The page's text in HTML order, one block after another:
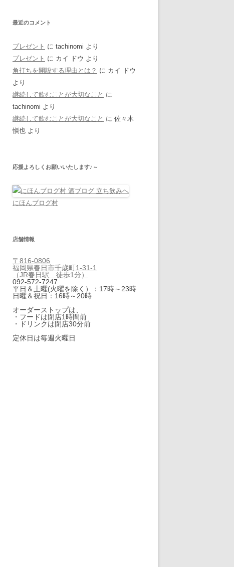
最近のコメント
プレゼント に tachinomi より
プレゼント に カイ ドウ より
角打ちを開設する理由とは？ に カイ ドウ
より
継続して飲むことが大切なこと に
tachinomi より
継続して飲むことが大切なこと に 佐々木
愼也 より
応援よろしくお願いいたします♪～
にほんブログ村
店舗情報
〒816-0806
福岡県春日市千歳町1-31-1
（JR春日駅 徒歩1分）
092-572-7247
平日＆土曜(火曜を除く）：17時～23時
日曜＆祝日：16時～20時
オーダーストップは、
・フードは閉店1時間前
・ドリンクは閉店30分前
定休日は毎週火曜日